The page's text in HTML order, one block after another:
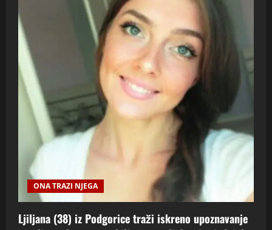
ONA TRAZI NJEGA
Ljiljana (38) iz Podgorice traži iskreno upoznavanje